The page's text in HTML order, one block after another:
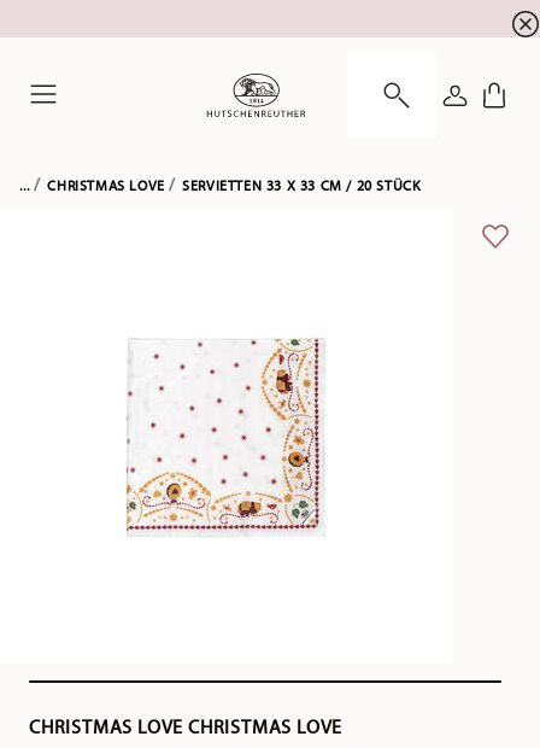
... CHRISTMAS LOVE SERVIETTEN 33 X 33 CM / 20 STÜCK
CHRISTMAS LOVE CHRISTMAS LOVE
ADD